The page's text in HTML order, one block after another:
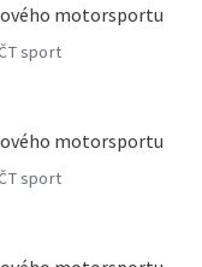
motorsportu
sport
motorsportu
sport